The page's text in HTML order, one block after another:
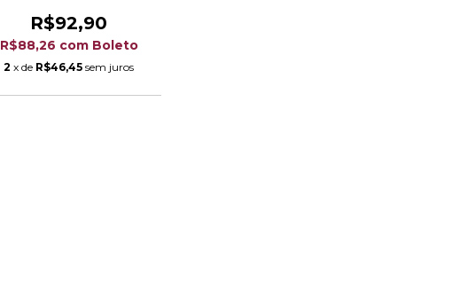
R$92,90
R$88,26 com Boleto
2 x de R$46,45 sem juros